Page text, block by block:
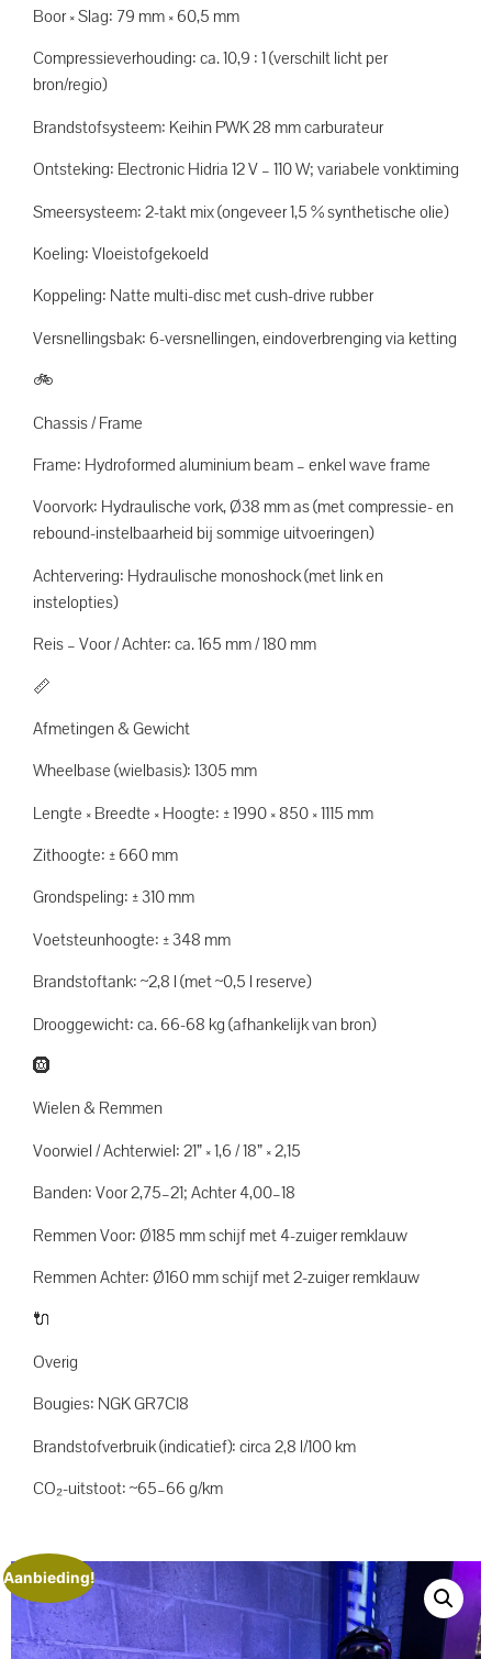
Boor × Slag: 79 mm × 60,5 mm
Compressieverhouding: ca. 10,9 : 1 (verschilt licht per
bron/regio)
Brandstofsysteem: Keihin PWK 28 mm carburateur
Ontsteking: Electronic Hidria 12 V – 110 W; variabele vonktiming
Smeersysteem: 2-takt mix (ongeveer 1,5 % synthetische olie)
Koeling: Vloeistofgekoeld
Koppeling: Natte multi-disc met cush-drive rubber
Versnellingsbak: 6-versnellingen, eindoverbrenging via ketting
🚲
Chassis / Frame
Frame: Hydroformed aluminium beam – enkel wave frame
Voorvork: Hydraulische vork, Ø38 mm as (met compressie- en
rebound-instelbaarheid bij sommige uitvoeringen)
Achtervering: Hydraulische monoshock (met link en
instelopties)
Reis – Voor / Achter: ca. 165 mm / 180 mm
📏
Afmetingen & Gewicht
Wheelbase (wielbasis): 1305 mm
Lengte × Breedte × Hoogte: ± 1990 × 850 × 1115 mm
Zithoogte: ± 660 mm
Grondspeling: ± 310 mm
Voetsteunhoogte: ± 348 mm
Brandstoftank: ~2,8 l (met ~0,5 l reserve)
Drooggewicht: ca. 66-68 kg (afhankelijk van bron)
🛞
Wielen & Remmen
Voorwiel / Achterwiel: 21” × 1,6 / 18” × 2,15
Banden: Voor 2,75–21; Achter 4,00–18
Remmen Voor: Ø185 mm schijf met 4-zuiger remklauw
Remmen Achter: Ø160 mm schijf met 2-zuiger remklauw
🔌
Overig
Bougies: NGK GR7CI8
Brandstofverbruik (indicatief): circa 2,8 l/100 km
CO₂-uitstoot: ~65–66 g/km
Aanbieding!